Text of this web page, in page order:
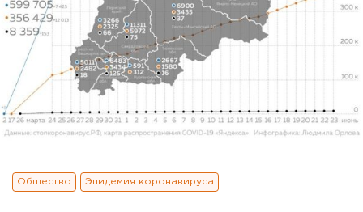
Общество Эпидемия коронавируса